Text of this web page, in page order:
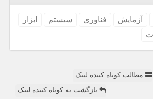
آزمایش فناوری سیستم
ابزار
مطالب کوتاه کننده لینک
بازگشت به کوتاه کننده لینک